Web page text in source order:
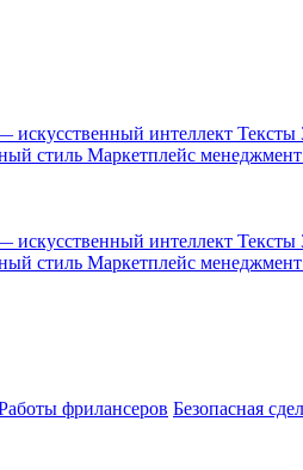
искусственный интеллект Тексты
стиль Маркетплейс менеджмент
искусственный интеллект Тексты
стиль Маркетплейс менеджмент
фрилансеров Безопасная